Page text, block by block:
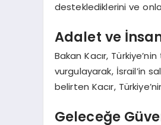
desteklediklerini ve
Adalet ve
Bakan Kacır,
vurgulayarak, İsrail’in
belirten Kacır,
Geleceğe